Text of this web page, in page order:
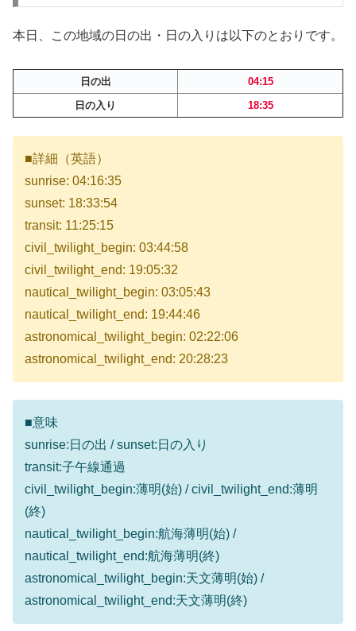
本日、この地域の日の出・日の入りは以下のとおりです。
日の出
04:15
日の入り
18:35
■詳細（英語）
sunrise: 04:16:35
sunset: 18:33:54
transit: 11:25:15
civil_twilight_begin: 03:44:58
civil_twilight_end: 19:05:32
nautical_twilight_begin: 03:05:43
nautical_twilight_end: 19:44:46
astronomical_twilight_begin: 02:22:06
astronomical_twilight_end: 20:28:23
■意味
sunrise:日の出 / sunset:日の入り
transit:子午線通過
civil_twilight_begin:薄明(始) / civil_twilight_end:薄明
(終)
nautical_twilight_begin:航海薄明(始) /
nautical_twilight_end:航海薄明(終)
astronomical_twilight_begin:天文薄明(始) /
astronomical_twilight_end:天文薄明(終)